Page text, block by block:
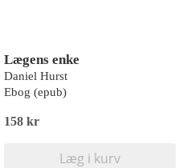
Lægens enke
Daniel Hurst
Ebog (epub)
158 kr
Læg i kurv